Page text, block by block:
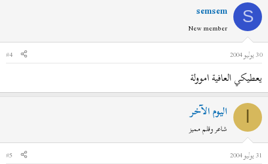
S
semsem
New member
30 يوليو 2004
#4
يعطيكي العافية اموولة
اليوم الآخر
شاعر وقلم مميز
31 يوليو 2004
#5